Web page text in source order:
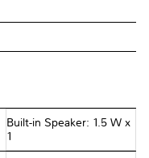
Built-in Speaker: 1.5 W x
1